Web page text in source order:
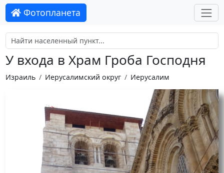
Фотопланета
У входа в Храм Гроба Господня
Израиль Иерусалимский округ Иерусалим